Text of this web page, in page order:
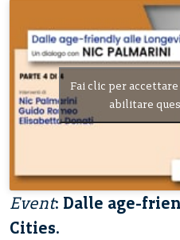
Fai clic per
abilitare
Event: Dalle age-
Cities.